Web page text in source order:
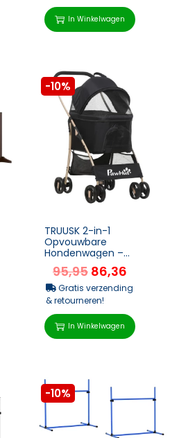
In Winkelwagen
-10%
TRUUSK 2-in-1
Opvouwbare
Hondenwagen –
Transportmand en Tas
– 82cm x 49,5cm x
98cm ̵...
95,95 86,36
Gratis verzending
& retourneren!
In Winkelwagen
-10%